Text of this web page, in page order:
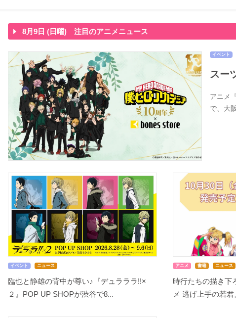
8月9日 (日曜) 注目のアニメニュース
イベント
スー
アニメ
で、大
イベント ニュース
臨也と静雄の背中が尊い♪『デュラララ!!×
２』POP UP SHOPが渋谷で8...
アニメ 書籍 ニュース
時行たちの描き下
メ 逃げ上手の若